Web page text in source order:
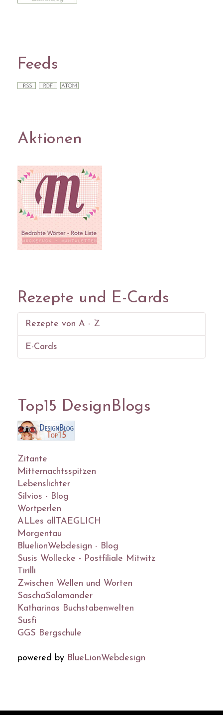
Feeds
Aktionen
Rezepte und E-Cards
Rezepte von A - Z
E-Cards
Top15 DesignBlogs
Zitante
Mitternachtsspitzen
Lebenslichter
Silvios - Blog
Wortperlen
ALLes allTAEGLICH
Morgentau
BluelionWebdesign - Blog
Susis Wollecke - Postfiliale Mitwitz
Tirilli
Zwischen Wellen und Worten
SaschaSalamander
Katharinas Buchstabenwelten
Susfi
GGS Bergschule
powered by BlueLionWebdesign